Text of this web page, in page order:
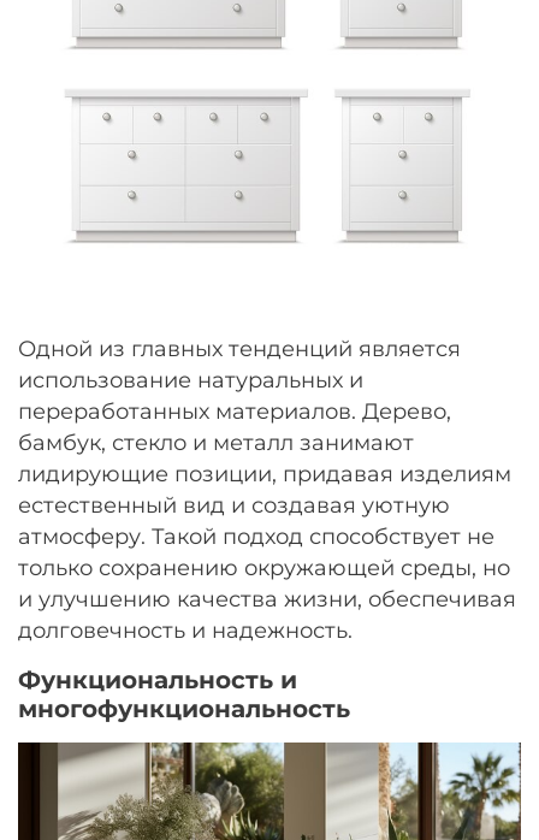
Одной из главных тенденций является
использование натуральных и
переработанных материалов. Дерево,
бамбук, стекло и металл занимают
лидирующие позиции, придавая изделиям
естественный вид и создавая уютную
атмосферу. Такой подход способствует не
только сохранению окружающей среды, но
и улучшению качества жизни, обеспечивая
долговечность и надежность.
Функциональность и
многофункциональность